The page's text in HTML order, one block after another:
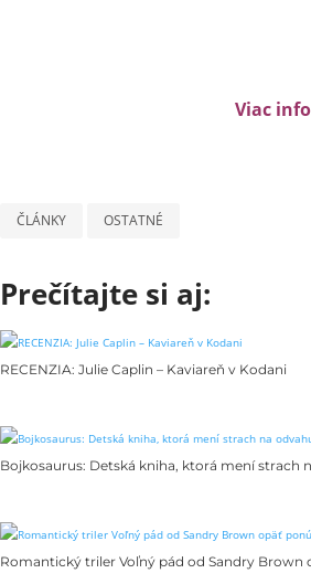
Viac
ČLÁNKY OSTATNÉ
Prečítajte si aj:
RECENZIA: Julie Caplin – Kaviareň v Kodani
Bojkosaurus: Detská kniha, ktorá mení strach
Romantický triler Voľný pád od Sandry